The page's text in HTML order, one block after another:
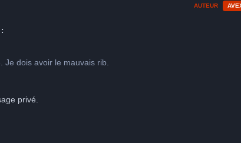
AUTEUR
dois avoir le mauvais rib.
privé.